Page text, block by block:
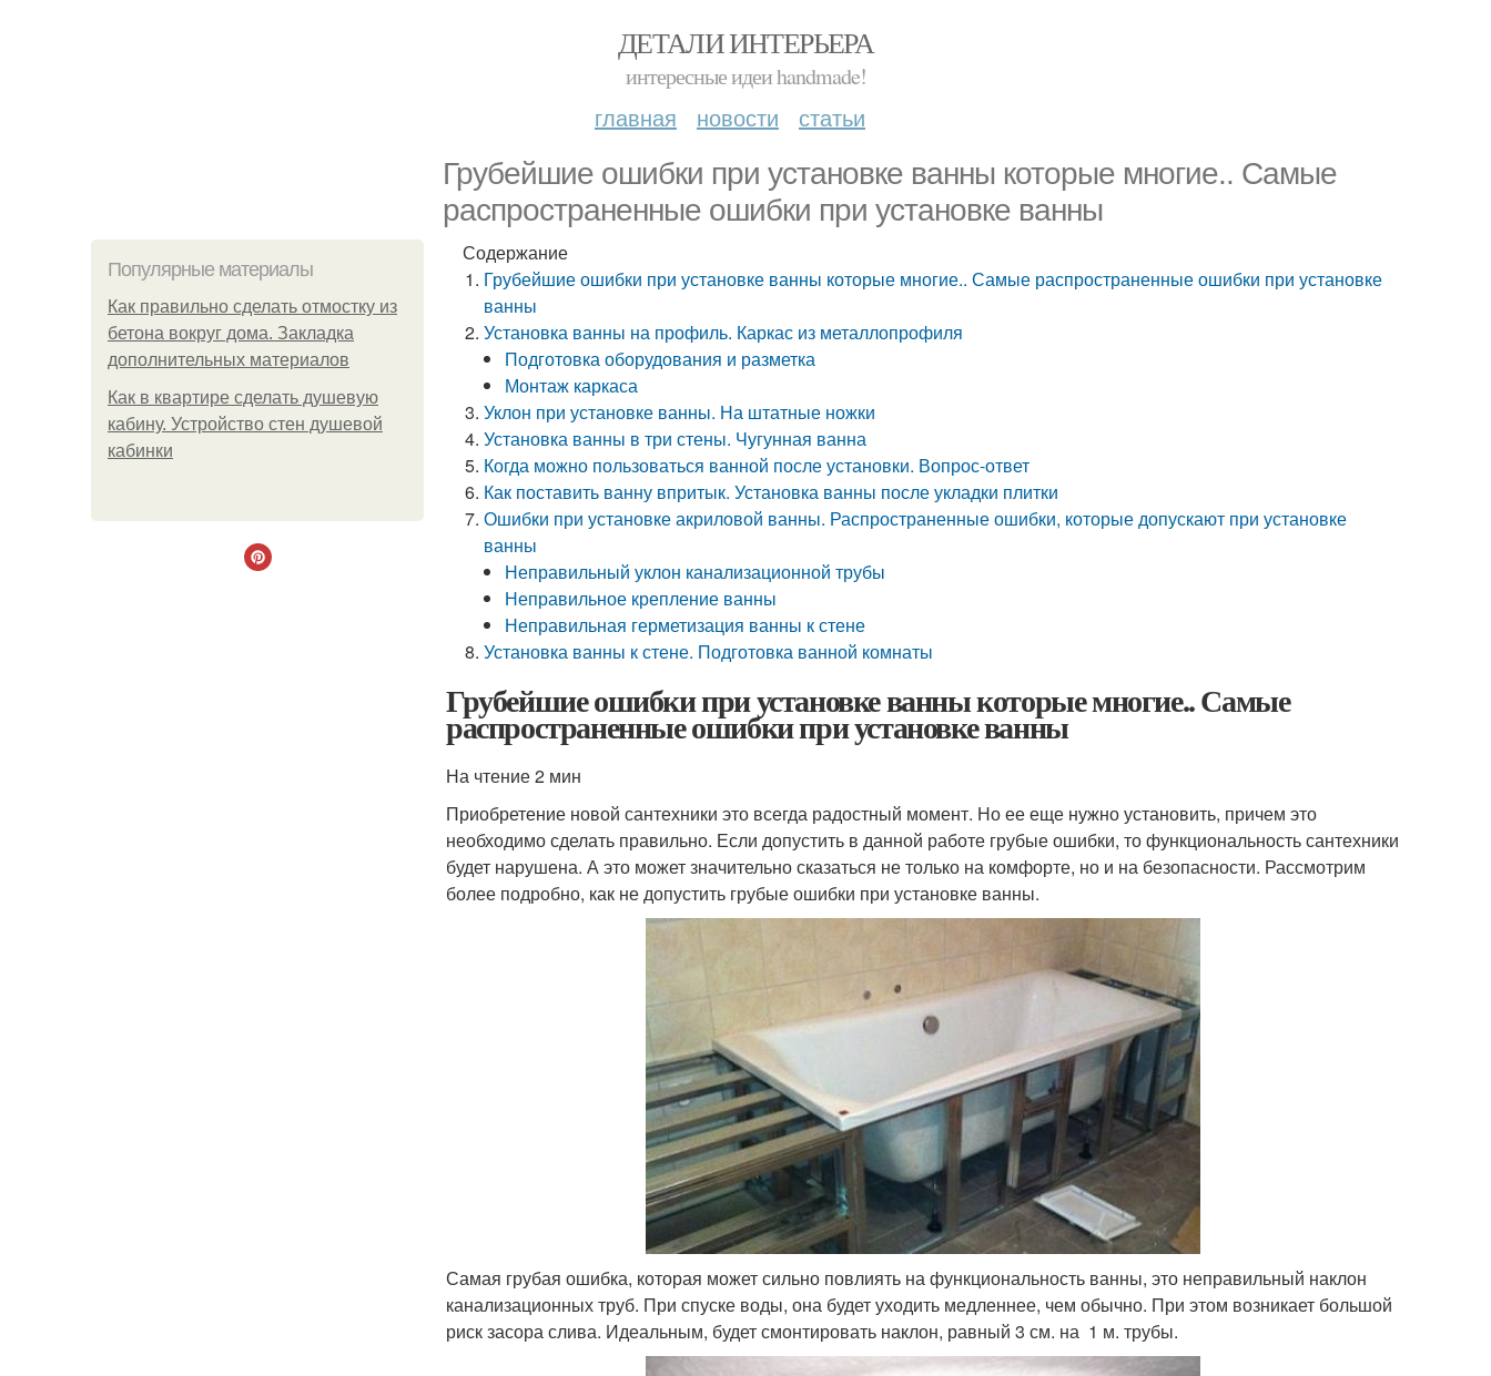
ДЕТАЛИ ИНТЕРЬЕРА
интересные идеи handmade!
главная новости статьи
Грубейшие ошибки при установке ванны которые многие.. Самые
распространенные ошибки при установке ванны
Популярные материалы
Как правильно сделать отмостку из
бетона вокруг дома. Закладка
дополнительных материалов
Как в квартире сделать душевую
кабину. Устройство стен душевой
кабинки
Содержание
Грубейшие ошибки при установке ванны которые многие.. Самые распространенные ошибки при установке
ванны
Установка ванны на профиль. Каркас из металлопрофиля
Подготовка оборудования и разметка
Монтаж каркаса
Уклон при установке ванны. На штатные ножки
Установка ванны в три стены. Чугунная ванна
Когда можно пользоваться ванной после установки. Вопрос-ответ
Как поставить ванну впритык. Установка ванны после укладки плитки
Ошибки при установке акриловой ванны. Распространенные ошибки, которые допускают при установке
ванны
Неправильный уклон канализационной трубы
Неправильное крепление ванны
Неправильная герметизация ванны к стене
Установка ванны к стене. Подготовка ванной комнаты
Грубейшие ошибки при установке ванны которые многие.. Самые
распространенные ошибки при установке ванны
На чтение 2 мин
Приобретение новой сантехники это всегда радостный момент. Но ее еще нужно установить, причем это
необходимо сделать правильно. Если допустить в данной работе грубые ошибки, то функциональность сантехники
будет нарушена. А это может значительно сказаться не только на комфорте, но и на безопасности. Рассмотрим
более подробно, как не допустить грубые ошибки при установке ванны.
Самая грубая ошибка, которая может сильно повлиять на функциональность ванны, это неправильный наклон
канализационных труб. При спуске воды, она будет уходить медленнее, чем обычно. При этом возникает большой
риск засора слива. Идеальным, будет смонтировать наклон, равный 3 см. на 1 м. трубы.